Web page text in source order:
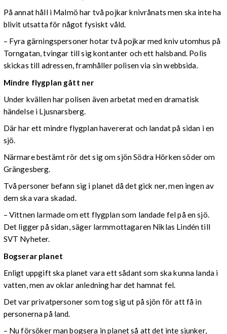
På annat håll i Malmö har två pojkar knivrånats men ska inte ha
blivit utsatta för något fysiskt våld.
– Fyra gärningspersoner hotar två pojkar med kniv utomhus på
Torngatan, tvingar till sig kontanter och ett halsband. Polis
skickas till adressen, framhåller polisen via sin webbsida.
Mindre flygplan gått ner
Under kvällen har polisen även arbetat med en dramatisk
händelse i Ljusnarsberg.
Där har ett mindre flygplan havererat och landat på sidan i en
sjö.
Närmare bestämt rör det sig om sjön Södra Hörken söder om
Grängesberg.
Två personer befann sig i planet då det gick ner, men ingen av
dem ska vara skadad.
– Vittnen larmade om ett flygplan som landade fel på en sjö.
Det ligger på sidan, säger larmmottagaren Niklas Lindén till
SVT Nyheter.
Bogserar planet
Enligt uppgift ska planet vara ett sådant som ska kunna landa i
vatten, men av oklar anledning har det hamnat fel.
Det var privatpersoner som tog sig ut på sjön för att få in
personerna på land.
– Nu försöker man bogsera in planet så att det inte sjunker,